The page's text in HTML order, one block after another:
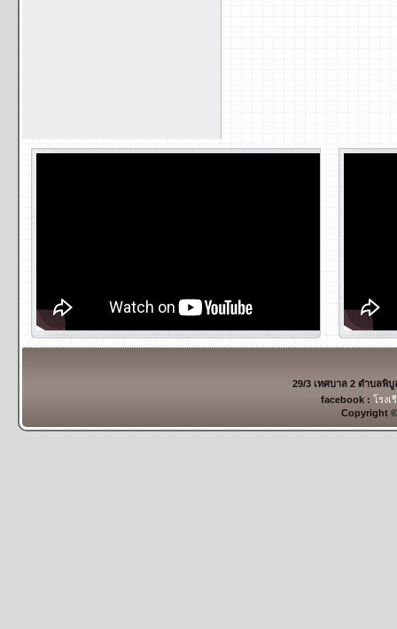
29/3 เทศบาล 2 ตำบลพิ
facebook : โรงเ
Copyright